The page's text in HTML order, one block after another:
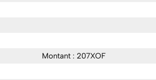
Montant : 207XOF